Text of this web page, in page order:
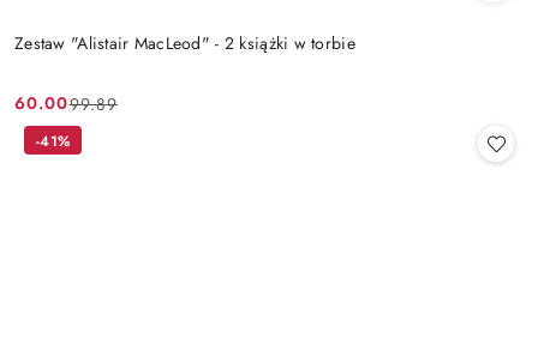
Zestaw "Alistair MacLeod" - 2 książki w torbie
Cena
promocyjna:
60.00
Cena
przed
99.89
-41%